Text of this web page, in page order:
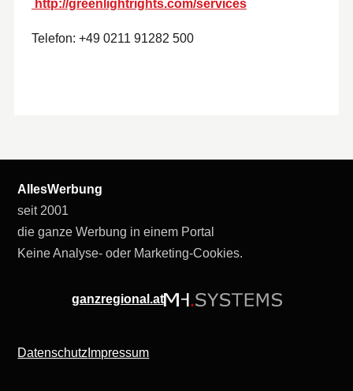
http://greenlightrights.com/services
Telefon: +49 0211 91282 500
AllesWerbung
seit 2001
die ganze Werbung in einem Portal
Keine Analyse- oder Marketing-Cookies.
ganzregional.at
Datenschutz Impressum